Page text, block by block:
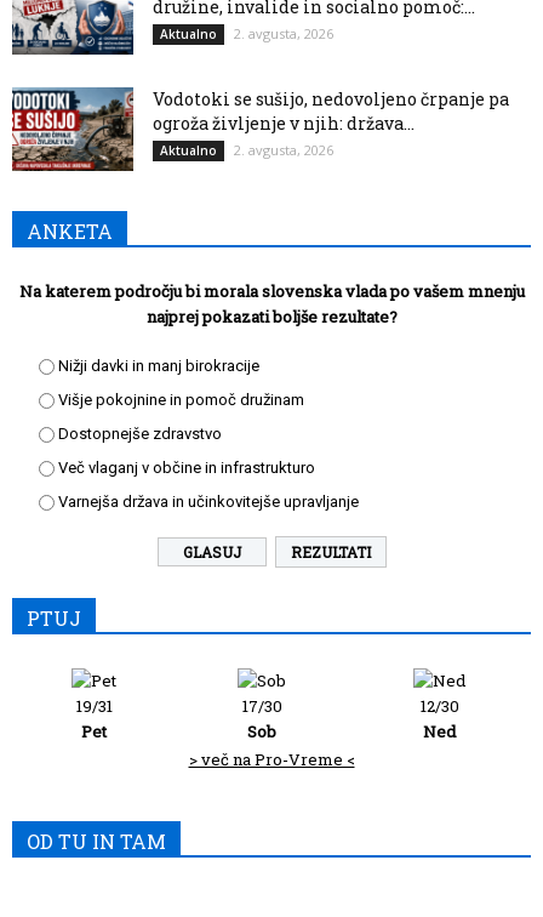
družine, invalide in socialno pomoč:...
Aktualno 2. avgusta, 2026
Vodotoki se sušijo, nedovoljeno črpanje pa
ogroža življenje v njih: država...
Aktualno 2. avgusta, 2026
ANKETA
Na katerem področju bi morala slovenska vlada po vašem mnenju
najprej pokazati boljše rezultate?
Nižji davki in manj birokracije
Višje pokojnine in pomoč družinam
Dostopnejše zdravstvo
Več vlaganj v občine in infrastrukturo
Varnejša država in učinkovitejše upravljanje
REZULTATI
PTUJ
19/31
Pet
17/30
Sob
12/30
Ned
> več na Pro-Vreme <
OD TU IN TAM